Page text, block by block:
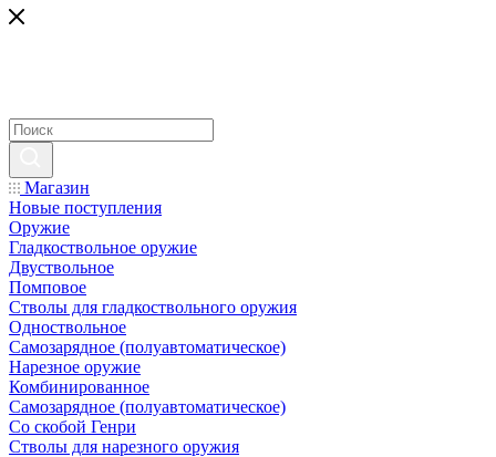
Магазин
Новые поступления
Оружие
Гладкоствольное оружие
Двуствольное
Помповое
Стволы для гладкоствольного оружия
Одноствольное
Самозарядное (полуавтоматическое)
Нарезное оружие
Комбинированное
Самозарядное (полуавтоматическое)
Со скобой Генри
Стволы для нарезного оружия